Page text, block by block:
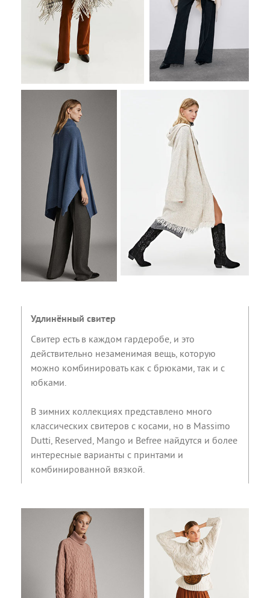
Удлинённый свитер
Свитер есть в каждом гардеробе, и это
действительно незаменимая вещь, которую
можно комбинировать как с брюками, так и с
юбками.
В зимних коллекциях представлено много
классических свитеров с косами, но в Massimo
Dutti, Reserved, Mango и Befree найдутся и более
интересные варианты с принтами и
комбинированной вязкой.